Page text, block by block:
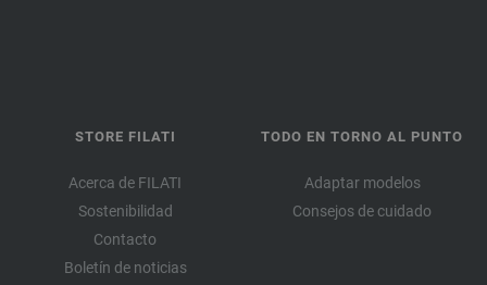
STORE FILATI
Acerca de FILATI
Sostenibilidad
Contacto
Boletín de noticias
TODO EN TORNO AL PUNTO
Adaptar modelos
Consejos de cuidado